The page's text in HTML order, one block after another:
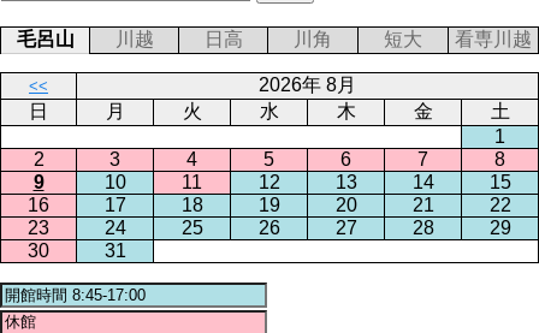
毛呂山 川越 日高 川角 短大 看専川越
<<
2026年 8月
日
月 火 水 木 金
土
1
2
3 4 5 6 7
8
9
10 11 12 13 14
15
16
17 18 19 20 21
22
23
24 25 26 27 28
29
30
31